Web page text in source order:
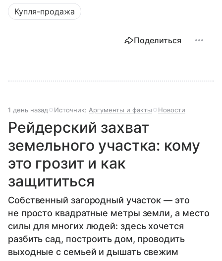
Купля-продажа
Поделиться
1 день назад Источник: Аргументы и факты Новости
Рейдерский захват
земельного участка: кому
это грозит и как
защититься
Собственный загородный участок — это
не просто квадратные метры земли, а место
силы для многих людей: здесь хочется
разбить сад, построить дом, проводить
выходные с семьей и дышать свежим